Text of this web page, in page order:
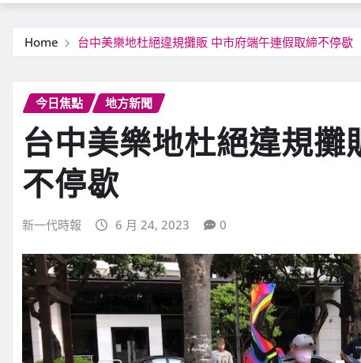
Home 台中美樂地杜絕違規攤販 中市府端午連假取締不停歇
今日焦點 地方新聞
台中美樂地杜絕違規
不停歇
新一代時報 6 月 24, 2023 0